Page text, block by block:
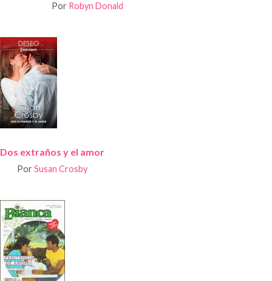
Por Robyn Donald
Dos extraños y el amor
Por Susan Crosby